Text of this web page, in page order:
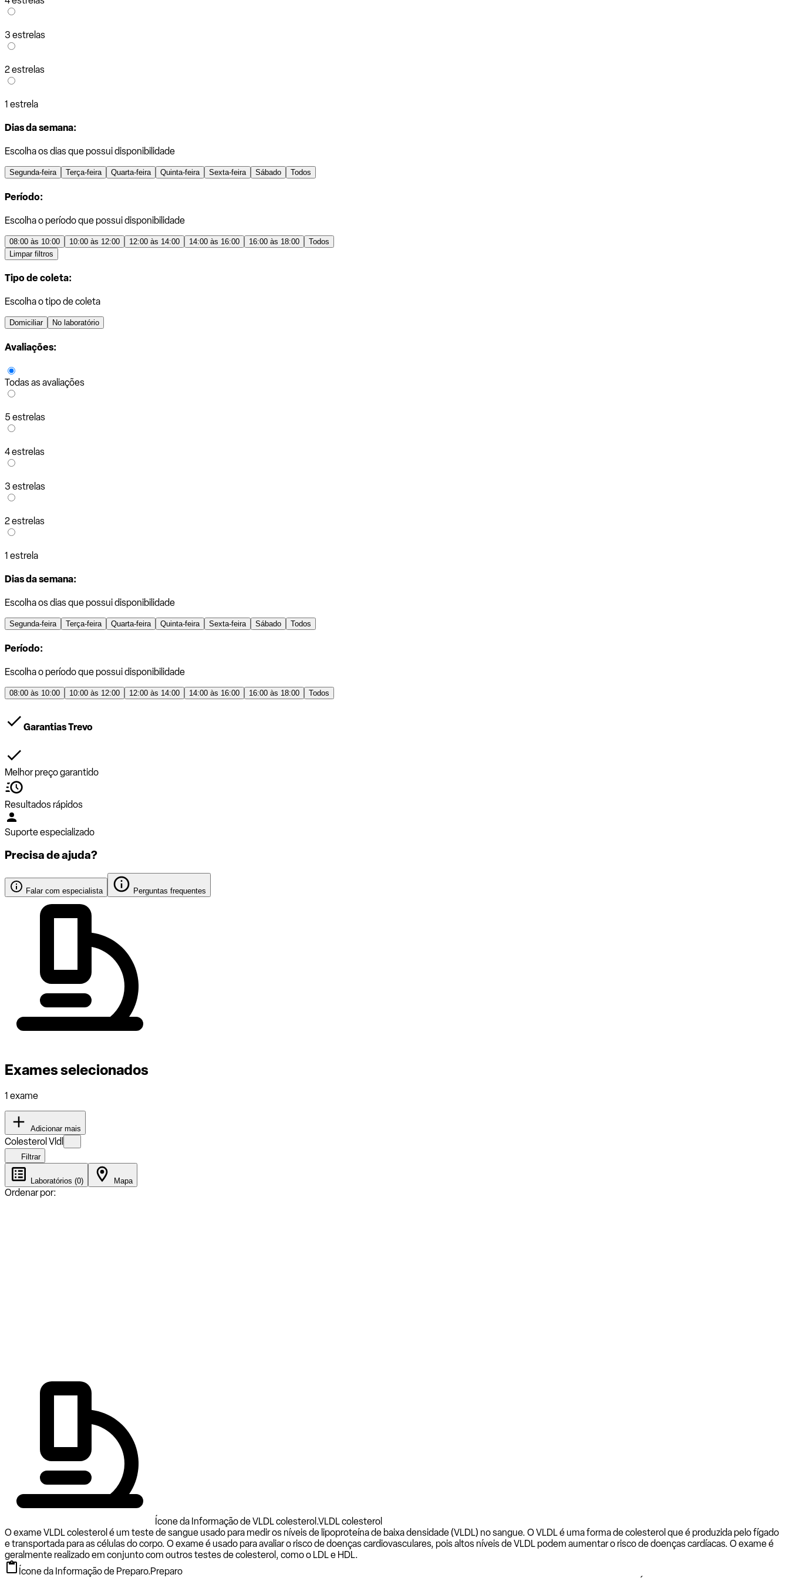
3 estrelas
2 estrelas
1 estrela
Dias da semana:
Escolha os dias que possui disponibilidade
Segunda-feira Terça-feira Quarta-feira Quinta-feira Sexta-feira Sábado Todos
Período:
Escolha o período que possui disponibilidade
08:00 às 10:00 10:00 às 12:00 12:00 às 14:00 14:00 às 16:00 16:00 às 18:00
Todos
Limpar filtros
Tipo de coleta:
Escolha o tipo de coleta
Domiciliar No laboratório
Avaliações:
Todas as avaliações
5 estrelas
4 estrelas
3 estrelas
2 estrelas
1 estrela
Dias da semana:
Escolha os dias que possui disponibilidade
Segunda-feira Terça-feira Quarta-feira Quinta-feira Sexta-feira Sábado Todos
Período:
Escolha o período que possui disponibilidade
08:00 às 10:00 10:00 às 12:00 12:00 às 14:00 14:00 às 16:00 16:00 às 18:00 Todos
Garantias Trevo
Melhor preço garantido
Resultados rápidos
Suporte especializado
Precisa de ajuda?
Falar com especialista Perguntas frequentes
Exames selecionados
1 exame
Adicionar mais
Colesterol Vldl
Filtrar
Laboratórios (0) Mapa
Ordenar por:
Ícone da Informação de VLDL colesterol.VLDL colesterol
O exame VLDL colesterol é um teste de sangue usado para medir os níveis de lipoproteína de baixa densidade (VLDL) no sangue. O VLDL é uma forma de colesterol que é produzida pelo fígado
e transportada para as células do corpo. O exame é usado para avaliar o risco de doenças cardiovasculares, pois altos níveis de VLDL podem aumentar o risco de doenças cardíacas. O exame é
geralmente realizado em conjunto com outros testes de colesterol, como o LDL e HDL.
Ícone da Informação de Preparo.Preparo